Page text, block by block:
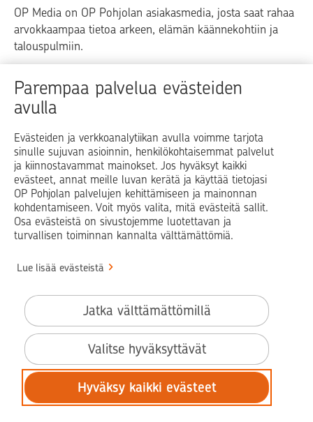
Parempaa palvelua evästeiden
avulla
Evästeiden ja verkkoanalytiikan avulla voimme tarjota
sinulle sujuvan asioinnin, henkilökohtaisemmat palvelut
ja kiinnostavammat mainokset. Jos hyväksyt kaikki
evästeet, annat meille luvan kerätä ja käyttää tietojasi
OP Pohjolan palvelujen kehittämiseen ja mainonnan
kohdentamiseen. Voit myös valita, mitä evästeitä sallit.
Osa evästeistä on sivustojemme luotettavan ja
turvallisen toiminnan kannalta välttämättömiä.
Lue lisää evästeistä
Hyväksy kaikki evästeet
Valitse hyväksyttävät
Jatka välttämättömillä
OP Media on OP Pohjolan asiakasmedia, josta saat rahaa
arvokkaampaa tietoa arkeen, elämän käännekohtiin ja
talouspulmiin.
Raha Elämä
Yrityselämä
Blogit ja puheenvuorot
Op.fi OP Koti Pohjola Vahinkoapu
Facebook
X LinkedInInstagram
Käyttöehdot
Saavutettavuusseloste
Evästeiden käyttö
Tilaa uutiskirje
Tietosuoja